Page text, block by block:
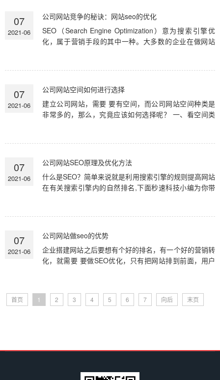
07
2021-06
公司网站竞争的秘诀：网站seo的优化
SEO（Search Engine Optimization）意为搜索引擎优
化，属于营销手段的其中一种。大多数的企业在做网站
07
2021-06
公司网站空间如何进行选择
建立公司网站，需要 要有空间，而公司网站空间种类是
非常多的，那么，究竟应该如何选择呢？ 一、看空间类
07
2021-06
公司网站SEO原理及优化方法
什么是SEO？简单来说就是利用搜索引擎的规则提高网站
在有关搜索引擎内的自然排名,下面秒速科技小编为你带
07
2021-06
公司网站做seo的优势
企业搭建网站之后要想有个好的排名，有一个好的营销转
化，就需要 要做SEO优化，只有把网站排到前面，用户
首页 1 2 3 4 5 6 7 向后 末页